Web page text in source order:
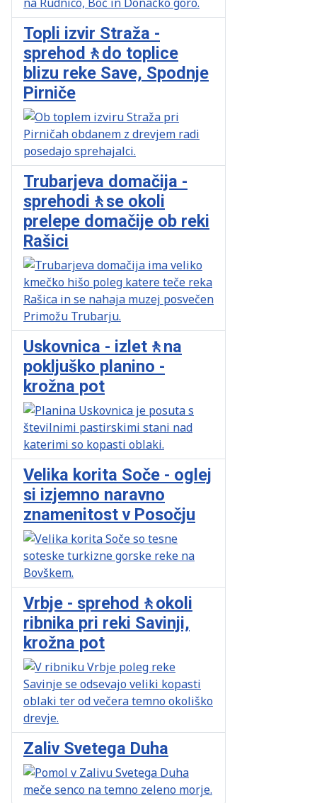
Topli izvir Straža -
sprehod🚶do toplice
blizu reke Save, Spodnje
Pirniče
Trubarjeva domačija -
sprehodi🚶se okoli
prelepe domačije ob reki
Rašici
Uskovnica - izlet🚶na
pokljuško planino -
krožna pot
Velika korita Soče - oglej
si izjemno naravno
znamenitost v Posočju
Vrbje - sprehod🚶okoli
ribnika pri reki Savinji,
krožna pot
Zaliv Svetega Duha